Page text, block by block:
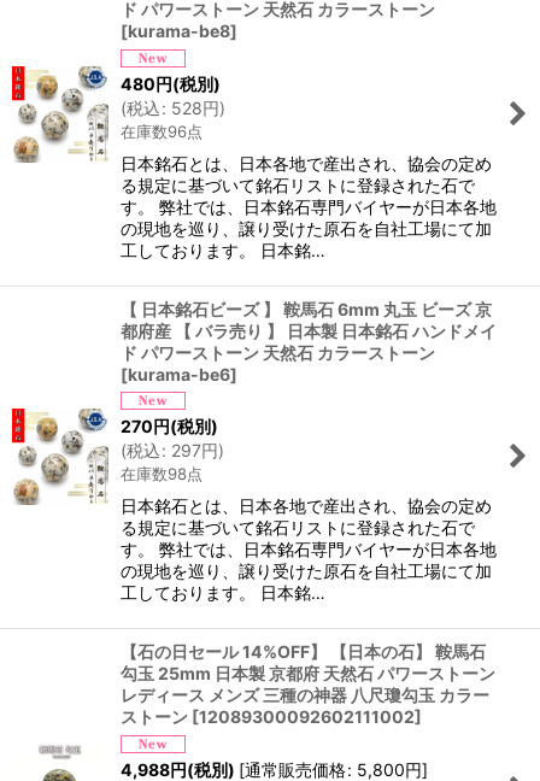
ド パワーストーン 天然石 カラーストーン
[kurama-be8]
480円(税別)
(税込: 528円)
在庫数96点
日本銘石とは、日本各地で産出され、協会の定め
る規定に基づいて銘石リストに登録された石で
す。 弊社では、日本銘石専門バイヤーが日本各地
の現地を巡り、譲り受けた原石を自社工場にて加
工しております。 日本銘…
【 日本銘石ビーズ 】 鞍馬石 6mm 丸玉 ビーズ 京
都府産 【 バラ売り 】 日本製 日本銘石 ハンドメイ
ド パワーストーン 天然石 カラーストーン
[kurama-be6]
270円(税別)
(税込: 297円)
在庫数98点
日本銘石とは、日本各地で産出され、協会の定め
る規定に基づいて銘石リストに登録された石で
す。 弊社では、日本銘石専門バイヤーが日本各地
の現地を巡り、譲り受けた原石を自社工場にて加
工しております。 日本銘…
【石の日セール 14%OFF】 【日本の石】 鞍馬石
勾玉 25mm 日本製 京都府 天然石 パワーストーン
レディース メンズ 三種の神器 八尺瓊勾玉 カラー
ストーン [12089300092602111002]
4,988円(税別) [通常販売価格: 5,800円]